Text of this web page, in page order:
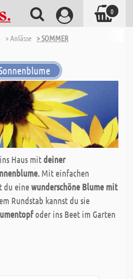
> Anlässe > SOMMER
Haus mit deiner
Mit einfachen
du einewunderschöne Blume mit
Rundstab kannst du sie
oder ins Beet im Garten
0